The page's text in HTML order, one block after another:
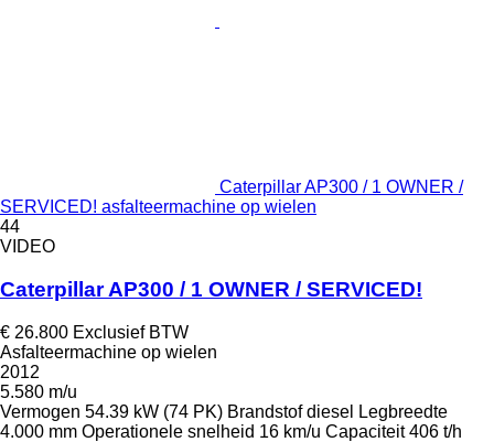
Caterpillar AP300 / 1 OWNER /
SERVICED! asfalteermachine op wielen
44
VIDEO
Caterpillar AP300 / 1 OWNER / SERVICED!
€ 26.800 Exclusief BTW
Asfalteermachine op wielen
2012
5.580 m/u
Vermogen 54.39 kW (74 PK) Brandstof diesel
Legbreedte
4.000 mm Operationele snelheid 16 km/u Capaciteit 406 t/h